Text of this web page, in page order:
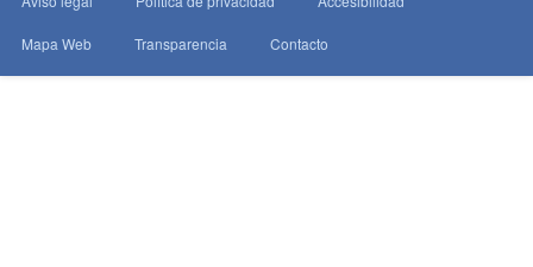
Mapa Web Transparencia Contacto